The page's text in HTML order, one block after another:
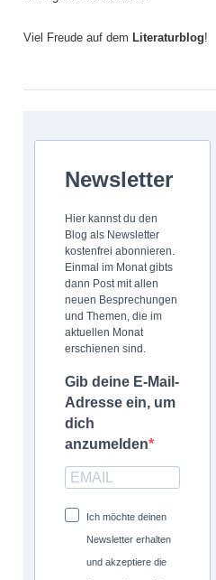
Viel Freude auf dem Literaturblog!
Newsletter
Hier kannst du den
Blog als Newsletter
kostenfrei abonnieren.
Einmal im Monat gibts
dann Post mit allen
neuen Besprechungen
und Themen, die im
aktuellen Monat
erschienen sind.
Gib deine E-Mail-
Adresse ein, um
dich
anzumelden
Ich möchte deinen
Newsletter erhalten
und akzeptiere die